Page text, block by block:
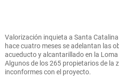
Valorización inquieta a Santa
hace cuatro meses se adelantan las
acueducto y alcantarillado en la Loma
Algunos de los 265 propietarios de la
inconformes con el proyecto.